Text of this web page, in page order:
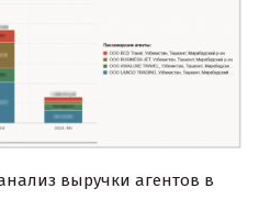
выручки агентов в